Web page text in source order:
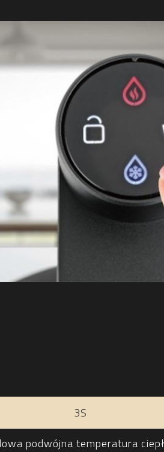
3S
podwójna temperatura